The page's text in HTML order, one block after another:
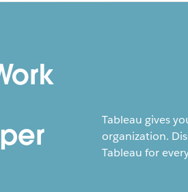
Tableau gives
organization.
Tableau for